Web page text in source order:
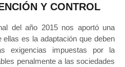
Y CONTROL
del año 2015 nos aportó una
es la adaptación que deben
exigencias impuestas por la
penalmente a las sociedades